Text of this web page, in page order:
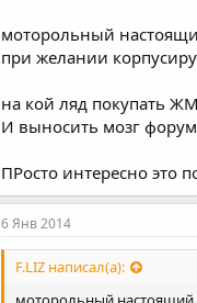
моторольный
при желании
на кой ляд покупать
И выносить мозг
ПРосто интересно это
6 Янв 2014
F.LIZ написал(а):